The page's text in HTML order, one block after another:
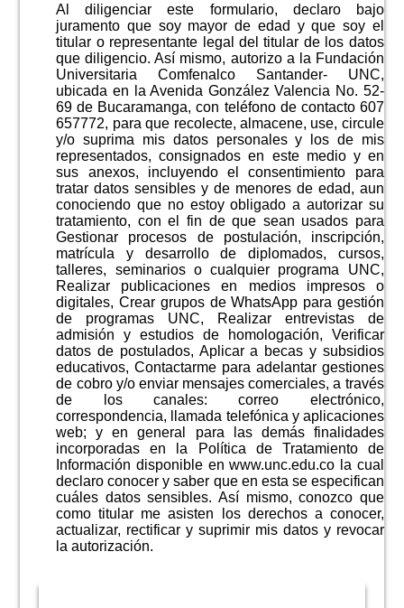
Al diligenciar este formulario, declaro bajo
juramento que soy mayor de edad y que soy el
titular o representante legal del titular de los datos
que diligencio. Así mismo, autorizo a la Fundación
Universitaria Comfenalco Santander- UNC,
ubicada en la Avenida González Valencia No. 52-
69 de Bucaramanga, con teléfono de contacto 607
657772, para que recolecte, almacene, use, circule
y/o suprima mis datos personales y los de mis
representados, consignados en este medio y en
sus anexos, incluyendo el consentimiento para
tratar datos sensibles y de menores de edad, aun
conociendo que no estoy obligado a autorizar su
tratamiento, con el fin de que sean usados para
Gestionar procesos de postulación, inscripción,
matrícula y desarrollo de diplomados, cursos,
talleres, seminarios o cualquier programa UNC,
Realizar publicaciones en medios impresos o
digitales, Crear grupos de WhatsApp para gestión
de programas UNC, Realizar entrevistas de
admisión y estudios de homologación, Verificar
datos de postulados, Aplicar a becas y subsidios
educativos, Contactarme para adelantar gestiones
de cobro y/o enviar mensajes comerciales, a través
de los canales: correo electrónico,
correspondencia, llamada telefónica y aplicaciones
web; y en general para las demás finalidades
incorporadas en la Política de Tratamiento de
Información disponible en www.unc.edu.co la cual
declaro conocer y saber que en esta se especifican
cuáles datos sensibles. Así mismo, conozco que
como titular me asisten los derechos a conocer,
actualizar, rectificar y suprimir mis datos y revocar
la autorización.